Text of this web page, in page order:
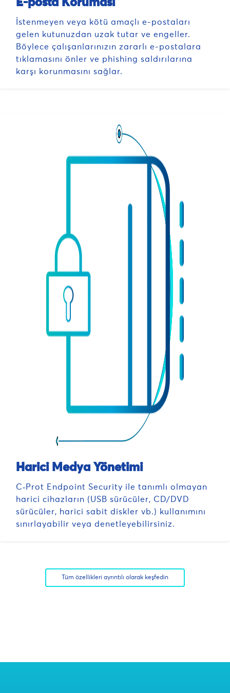
E-posta Koruması
İstenmeyen veya kötü amaçlı e-postaları
gelen kutunuzdan uzak tutar ve engeller.
Böylece çalışanlarınızın zararlı e-postalara
tıklamasını önler ve phishing saldırılarına
karşı korunmasını sağlar.
Harici Medya Yönetimi
C‑Prot Endpoint Security ile tanımlı olmayan
harici cihazların (USB sürücüler, CD/DVD
sürücüler, harici sabit diskler vb.) kullanımını
sınırlayabilir veya denetleyebilirsiniz.
Tüm özellikleri ayrıntılı olarak keşfedin